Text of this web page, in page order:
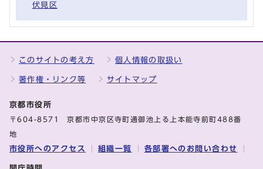
伏見区
このサイトの考え方 個人情報の取扱い
著作権・リンク等 サイトマップ
京都市役所
〒604-8571 京都市中京区寺町通御池上る上本能寺前町488番
地
市役所へのアクセス 組織一覧 各部署へのお問い合わせ